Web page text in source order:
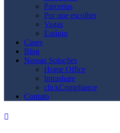
Parcerias
Por que escolher
Vagas
Estágio
Cases
Blog
Nossas Soluções
Home Office
Intrashare
clickCompliance
Contato